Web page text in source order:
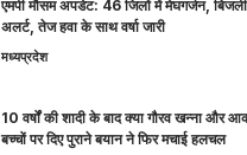
एमपी मौसम अपडेट: 46 जिलों में मेघगर्जन,
अलर्ट, तेज हवा के साथ वर्षा जारी
मध्यप्रदेश
10 वर्षों की शादी के बाद क्या गौरव खन्ना और
बच्चों पर दिए पुराने बयान ने फिर मचाई हलचल